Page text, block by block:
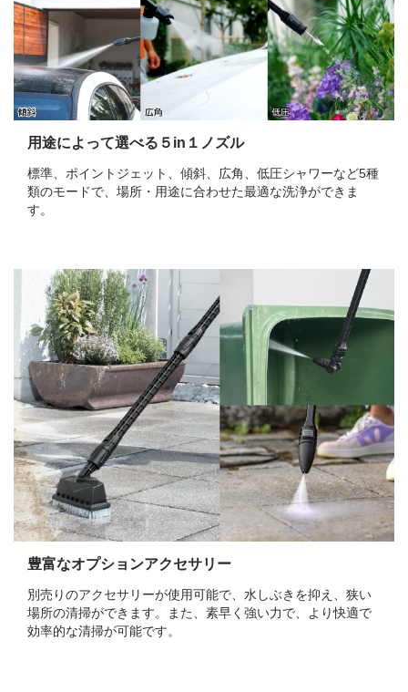
用途によって選べる５in１ノズル
標準、ポイントジェット、傾斜、広角、低圧シャワーなど5種
類のモードで、場所・用途に合わせた最適な洗浄ができま
す。
豊富なオプションアクセサリー
別売りのアクセサリーが使用可能で、水しぶきを抑え、狭い
場所の清掃ができます。また、素早く強い力で、より快適で
効率的な清掃が可能です。